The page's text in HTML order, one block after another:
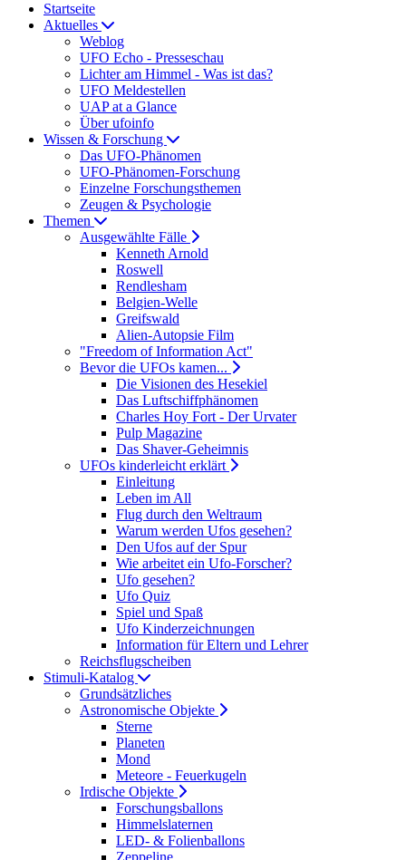
Startseite
Aktuelles
Weblog
UFO Echo - Presseschau
Lichter am Himmel - Was ist das?
UFO Meldestellen
UAP at a Glance
Über ufoinfo
Wissen & Forschung
Das UFO-Phänomen
UFO-Phänomen-Forschung
Einzelne Forschungsthemen
Zeugen & Psychologie
Themen
Ausgewählte Fälle
Kenneth Arnold
Roswell
Rendlesham
Belgien-Welle
Greifswald
Alien-Autopsie Film
"Freedom of Information Act"
Bevor die UFOs kamen...
Die Visionen des Hesekiel
Das Luftschiffphänomen
Charles Hoy Fort - Der Urvater
Pulp Magazine
Das Shaver-Geheimnis
UFOs kinderleicht erklärt
Einleitung
Leben im All
Flug durch den Weltraum
Warum werden Ufos gesehen?
Den Ufos auf der Spur
Wie arbeitet ein Ufo-Forscher?
Ufo gesehen?
Ufo Quiz
Spiel und Spaß
Ufo Kinderzeichnungen
Information für Eltern und Lehrer
Reichsflugscheiben
Stimuli-Katalog
Grundsätzliches
Astronomische Objekte
Sterne
Planeten
Mond
Meteore - Feuerkugeln
Irdische Objekte
Forschungsballons
Himmelslaternen
LED- & Folienballons
Zeppeline